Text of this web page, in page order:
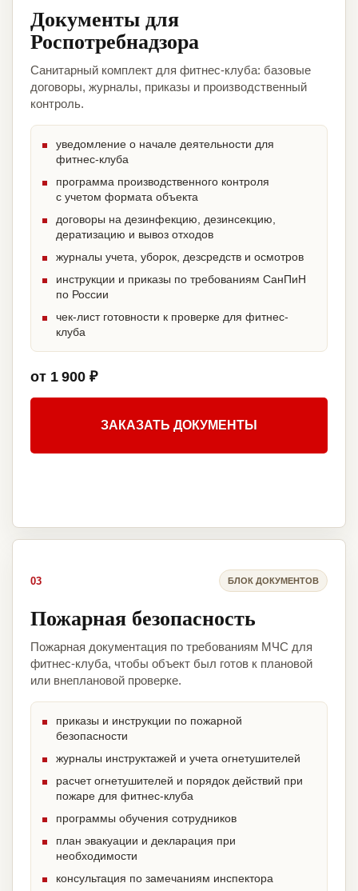
Документы для
Роспотребнадзора
Санитарный комплект для фитнес-клуба: базовые
договоры, журналы, приказы и производственный
контроль.
уведомление о начале деятельности для
фитнес-клуба
программа производственного контроля
с учетом формата объекта
договоры на дезинфекцию, дезинсекцию,
дератизацию и вывоз отходов
журналы учета, уборок, дезсредств и осмотров
инструкции и приказы по требованиям СанПиН
по России
чек-лист готовности к проверке для фитнес-
клуба
от 1 900 ₽
ЗАКАЗАТЬ ДОКУМЕНТЫ
03 БЛОК ДОКУМЕНТОВ
Пожарная безопасность
Пожарная документация по требованиям МЧС для
фитнес-клуба, чтобы объект был готов к плановой
или внеплановой проверке.
приказы и инструкции по пожарной
безопасности
журналы инструктажей и учета огнетушителей
расчет огнетушителей и порядок действий при
пожаре для фитнес-клуба
программы обучения сотрудников
план эвакуации и декларация при
необходимости
консультация по замечаниям инспектора